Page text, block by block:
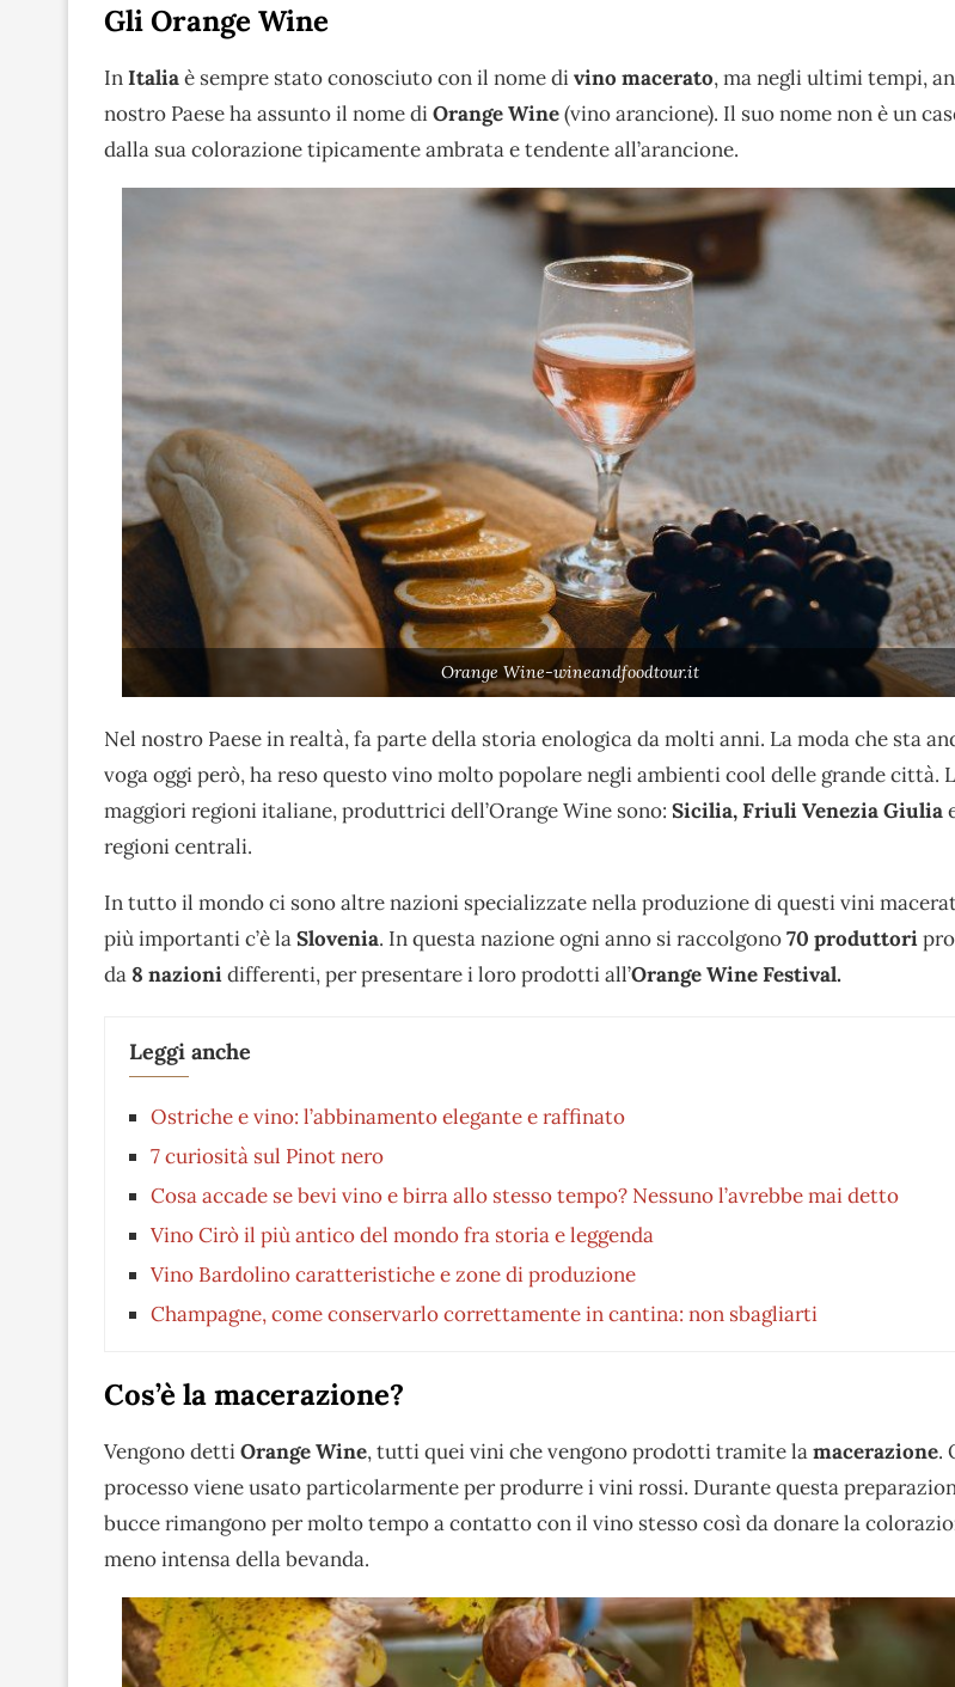
Gli Orange Wine
InItaliaè sempre stato conosciuto con il nome divino macerato, ma negli ultimi tempi,
nostro Paese ha assunto il nome diOrange Wine(vino arancione). Il suo nome non è un
dalla sua colorazione tipicamente ambrata e tendente all’arancione.
Orange Wine-wineandfoodtour.it
Nel nostro Paese in realtà, fa parte della storia enologica da molti anni. La moda che sta
voga oggi però, ha reso questo vino molto popolare negli ambienti cool delle grande città.
maggiori regioni italiane, produttrici dell’Orange Wine sono: Sicilia, Friuli Venezia Giulia
regioni centrali.
In tutto il mondo ci sono altre nazioni specializzate nella produzione di questi vini
più importanti c’è laSlovenia. In questa nazione ogni anno si raccolgono70 produttori
da 8 nazionidifferenti, per presentare i loro prodotti all’Orange Wine Festival.
Leggi anche
Ostriche e vino: l’abbinamento elegante e raffinato
7 curiosità sul Pinot nero
Cosa accade se bevi vino e birra allo stesso tempo? Nessuno l’avrebbe mai detto
Vino Cirò il più antico del mondo fra storia e leggenda
Vino Bardolino caratteristiche e zone di produzione
Champagne, come conservarlo correttamente in cantina: non sbagliarti
Cos’è la macerazione?
Vengono dettiOrange Wine, tutti quei vini che vengono prodotti tramite lamacerazione.
processo viene usato particolarmente per produrre i vini rossi. Durante questa
bucce rimangono per molto tempo a contatto con il vino stesso così da donare la
meno intensa della bevanda.